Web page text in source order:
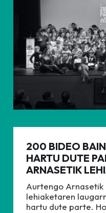
200 BIDEO
HARTU DUTE
ARNASETIK
Aurtengo
lehiaketaren
hartu dute parte.